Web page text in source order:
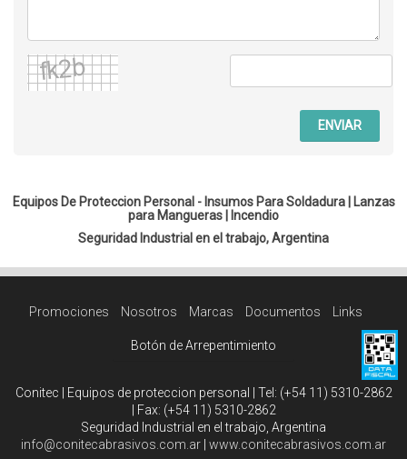
ENVIAR
Equipos De Proteccion Personal - Insumos Para Soldadura |
Lanzas
para Mangueras
Incendio
Seguridad Industrial en el trabajo, Argentina
Promociones Nosotros Marcas Documentos Links
Botón de Arrepentimiento
Conitec | Equipos de proteccion personal | Tel: (+54 11) 5310-2862
| Fax: (+54 11) 5310-2862
Seguridad Industrial en el trabajo, Argentina
info@conitecabrasivos.com.ar www.conitecabrasivos.com.ar